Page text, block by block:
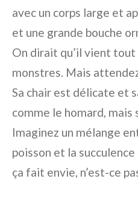
avec un corps large et
et une grande bouche
On dirait qu’il vient tout
monstres. Mais
Sa chair est délicate et
comme le homard, mais
Imaginez un mélange
poisson et la succulence
ça fait envie, n’est-ce